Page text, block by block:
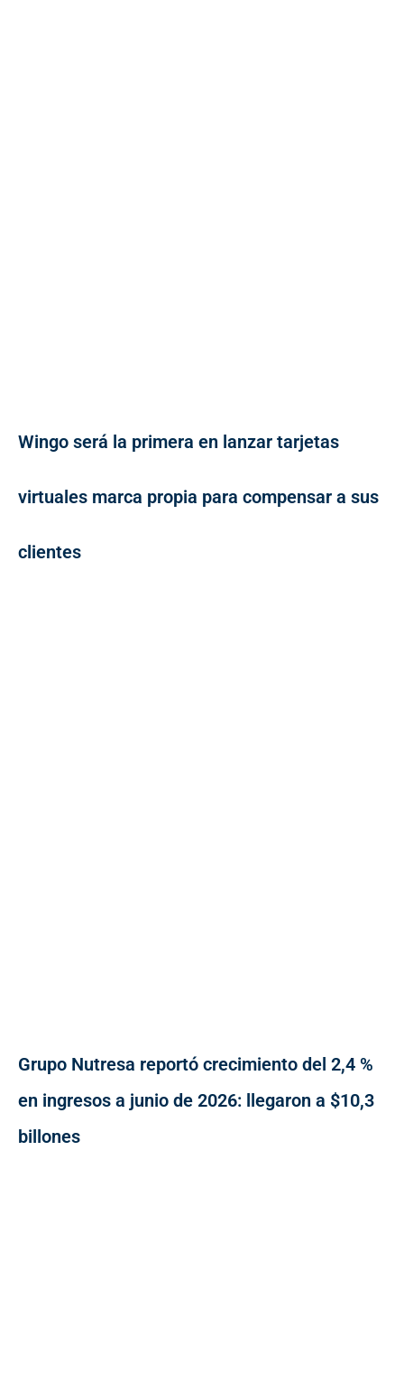
Wingo será la primera en lanzar tarjetas
virtuales marca propia para compensar a sus
clientes
Grupo Nutresa reportó crecimiento del 2,4 %
en ingresos a junio de 2026: llegaron a $10,3
billones